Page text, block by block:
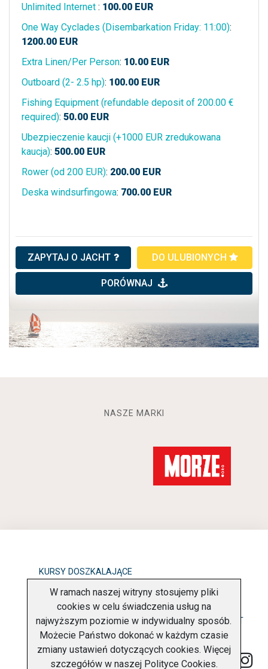
Unlimited Internet : 100.00 EUR
One Way Cyclades (Disembarkation Friday: 11:00):
1200.00 EUR
Extra Linen/Per Person: 10.00 EUR
Outboard (2- 2.5 hp): 100.00 EUR
Fishing Equipment (refundable deposit of 200.00 €
required): 50.00 EUR
Ubezpieczenie kaucji (+1000 EUR zredukowana
kaucja): 500.00 EUR
Rower (od 200 EUR): 200.00 EUR
Deska windsurfingowa: 700.00 EUR
ZAPYTAJ O JACHT DO ULUBIONYCH
PORÓWNAJ
NASZE MARKI
KURSY DOSZKALAJĄCE
OBOWIĄZEK INFORMACYJNY
POLITYKA PRYWATNOŚCI O FIRMIE KONTAKT
W ramach naszej witryny stosujemy pliki
cookies w celu świadczenia usług na
najwyższym poziomie w indywidualny sposób.
Możecie Państwo dokonać w każdym czasie
zmiany ustawień dotyczących cookies. Więcej
szczegółów w naszej Polityce Cookies.